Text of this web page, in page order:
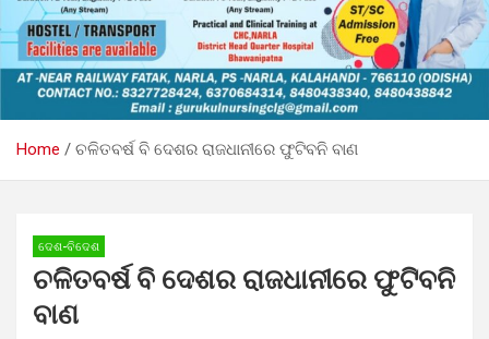
Home ଚଳିତବର୍ଷ ବି ଦେଶର ରାଜଧାନୀରେ ଫୁଟିବନି ବାଣ
ଦେଶ-ବିଦେଶ
ଚଳିତବର୍ଷ ବି ଦେଶର ରାଜଧାନୀରେ ଫୁଟିବନି
ବାଣ